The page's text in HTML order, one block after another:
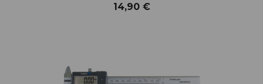
14,90 €